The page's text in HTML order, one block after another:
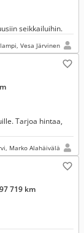
seikkailuihin.
Vesa Järvinen
Marko Alahäivälä
719 km